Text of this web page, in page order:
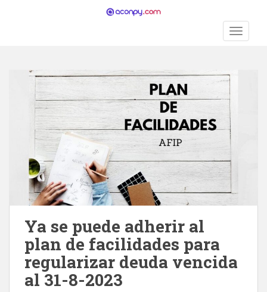
Ya se puede adherir al
plan de facilidades para
regularizar deuda vencida
al 31-8-2023